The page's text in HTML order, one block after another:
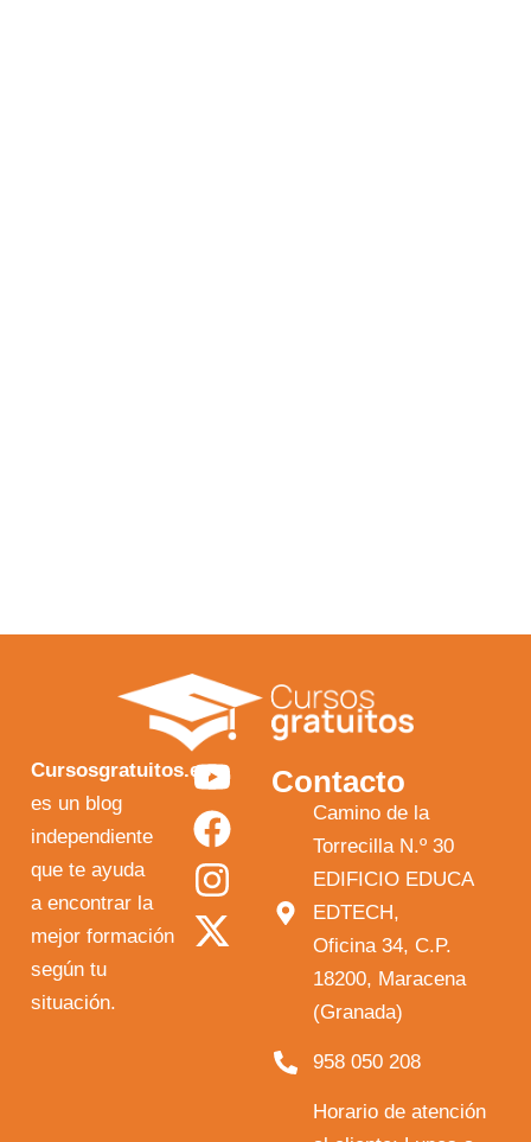
Cursosgratuitos.es
es un blog
independiente
que te ayuda
a encontrar la
mejor formación
según tu
situación.
Y
o
u
t
u
F
a
c
e
b
I
n
s
t
a
X
-
t
w
i
Contacto
Camino de la
Torrecilla N.º 30
EDIFICIO EDUCA
EDTECH,
Oficina 34, C.P.
18200, Maracena
(Granada)
958 050 208
Horario de atención